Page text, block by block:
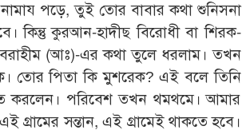
পড়ে, তুই তোর বাবার কথা শুনিসনা
কিন্তু কুরআন-হাদীছ বিরোধী বা শিরক-
(আঃ)-এর কথা তুলে ধরলাম। তখন
তোর পিতা কি মুশরেক? এই বলে তিনি
করলেন। পরিবেশ তখন থমথমে। আমার
সন্তান, এই গ্রামেই থাকতে হবে।